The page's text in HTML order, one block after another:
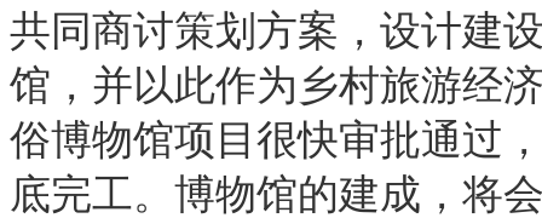
共同商讨策划方案，设计建
馆，并以此作为乡村旅游经
俗博物馆项目很快审批通过
底完工。博物馆的建成，将